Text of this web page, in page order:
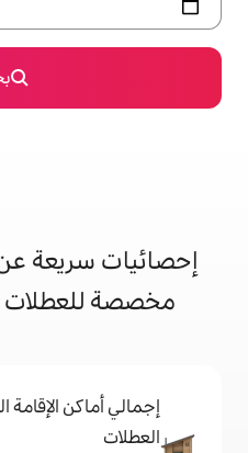
عن أماكن إقامة للإيجار
في مدينة سيدون
المتاحة للإيجار لقضاء